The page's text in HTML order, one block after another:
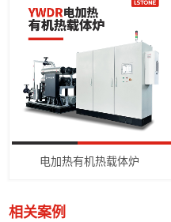
电加热有机热载体炉
相关案例